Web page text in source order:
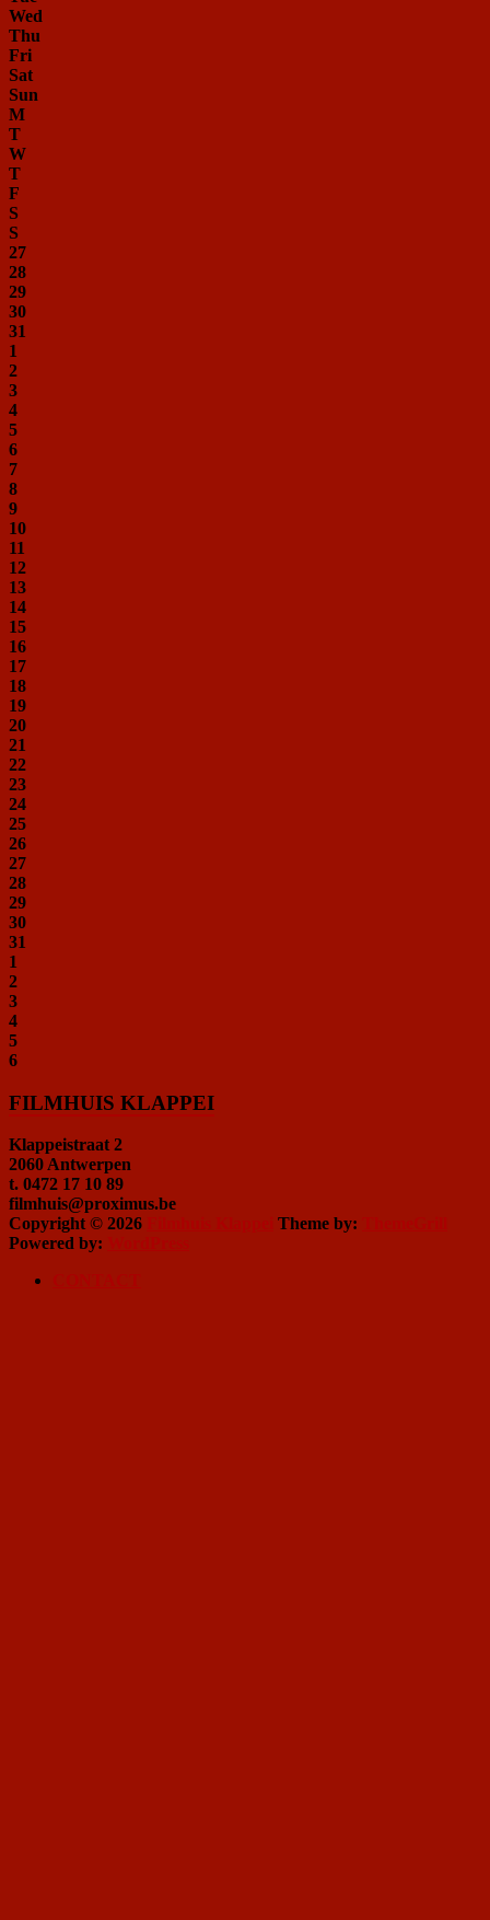
Wed
Thu
Fri
Sat
Sun
M
T
W
T
F
S
S
27
28
29
30
31
1
2
3
4
5
6
7
8
9
10
11
12
13
14
15
16
17
18
19
20
21
22
23
24
25
26
27
28
29
30
31
1
2
3
4
5
6
FILMHUIS KLAPPEI
Klappeistraat 2
2060 Antwerpen
t. 0472 17 10 89
filmhuis@proximus.be
Copyright © 2026
Theme by:
Powered by: